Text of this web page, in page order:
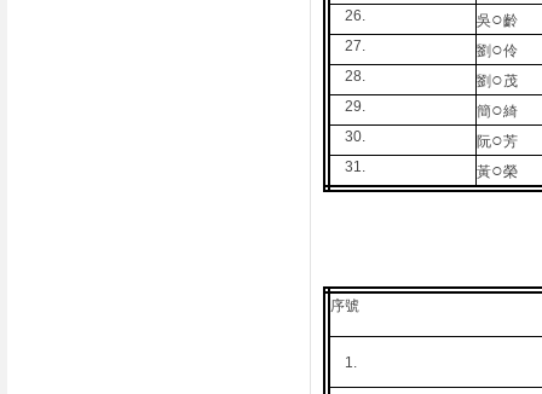
26.
吳○齡
27.
劉 ○伶
28.
劉 ○茂
29.
簡○綺
30.
阮○芳
31.
黃○榮
序號
1.